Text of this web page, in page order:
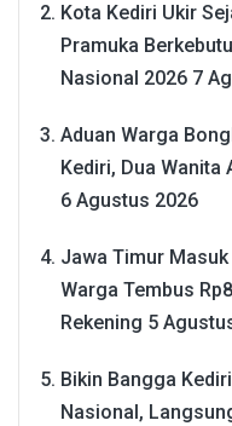
Kota Kediri Ukir
Pramuka
Nasional 2026 7
Aduan Warga
Kediri, Dua
6 Agustus 2026
Jawa Timur
Warga Tembus
Rekening 5
Bikin Bangga
Nasional,